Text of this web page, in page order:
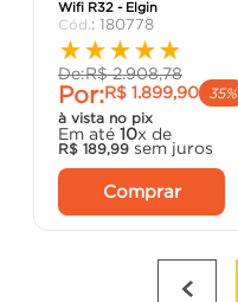
Wifi R32 - Elgin
: 180778
★★★★★
De:R$ 2.908,78
Por:R$ 1.899,90
35%
à vista no pix
Em até 10x de
R$ 189,99 sem juros
Comprar
º porta
vaso sanitário
º cadeira